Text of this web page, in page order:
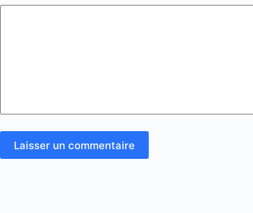
Laisser un commentaire